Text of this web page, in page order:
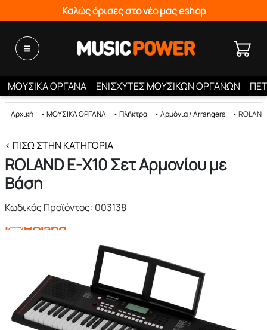
Καλώς όρισες στο νέο μας eshop
ΜΟΥΣΙΚΑ ΟΡΓΑΝΑ ΕΝΙΣΧΥΤΕΣ ΜΟΥΣΙΚΩΝ ΟΡΓΑΝΩΝ
Αρχική • ΜΟΥΣΙΚΑ ΟΡΓΑΝΑ • Πλήκτρα • Αρμόνια / Arrangers •
< ΠΊΣΩ ΣΤΗΝ ΚΑΤΗΓΟΡΊΑ
ROLAND E-X10 Σετ Αρμονίου με
Βάση
Κωδικός Προϊόντος: 003138